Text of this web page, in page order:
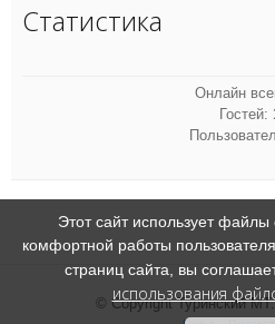
Статистика
Онлайн
Гостей:
© Copyright Туринский
Этот сайт использует
комфортной работы
страниц сайта, вы
использования